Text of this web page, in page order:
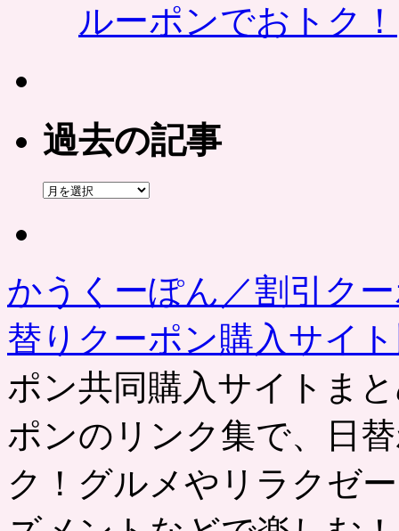
ルーポンでおトク！
過去の記事
過
かうくーぽん／割引ク
替りクーポン購入サイ
ポン共同購入サイトま
ポンのリンク集で、日
ク！グルメやリラクゼ